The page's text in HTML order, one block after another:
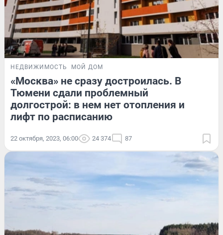
НЕДВИЖИМОСТЬ МОЙ ДОМ
«Москва» не сразу достроилась. В
Тюмени сдали проблемный
долгострой: в нем нет отопления и
лифт по расписанию
22 октября, 2023, 06:00 24 374 87